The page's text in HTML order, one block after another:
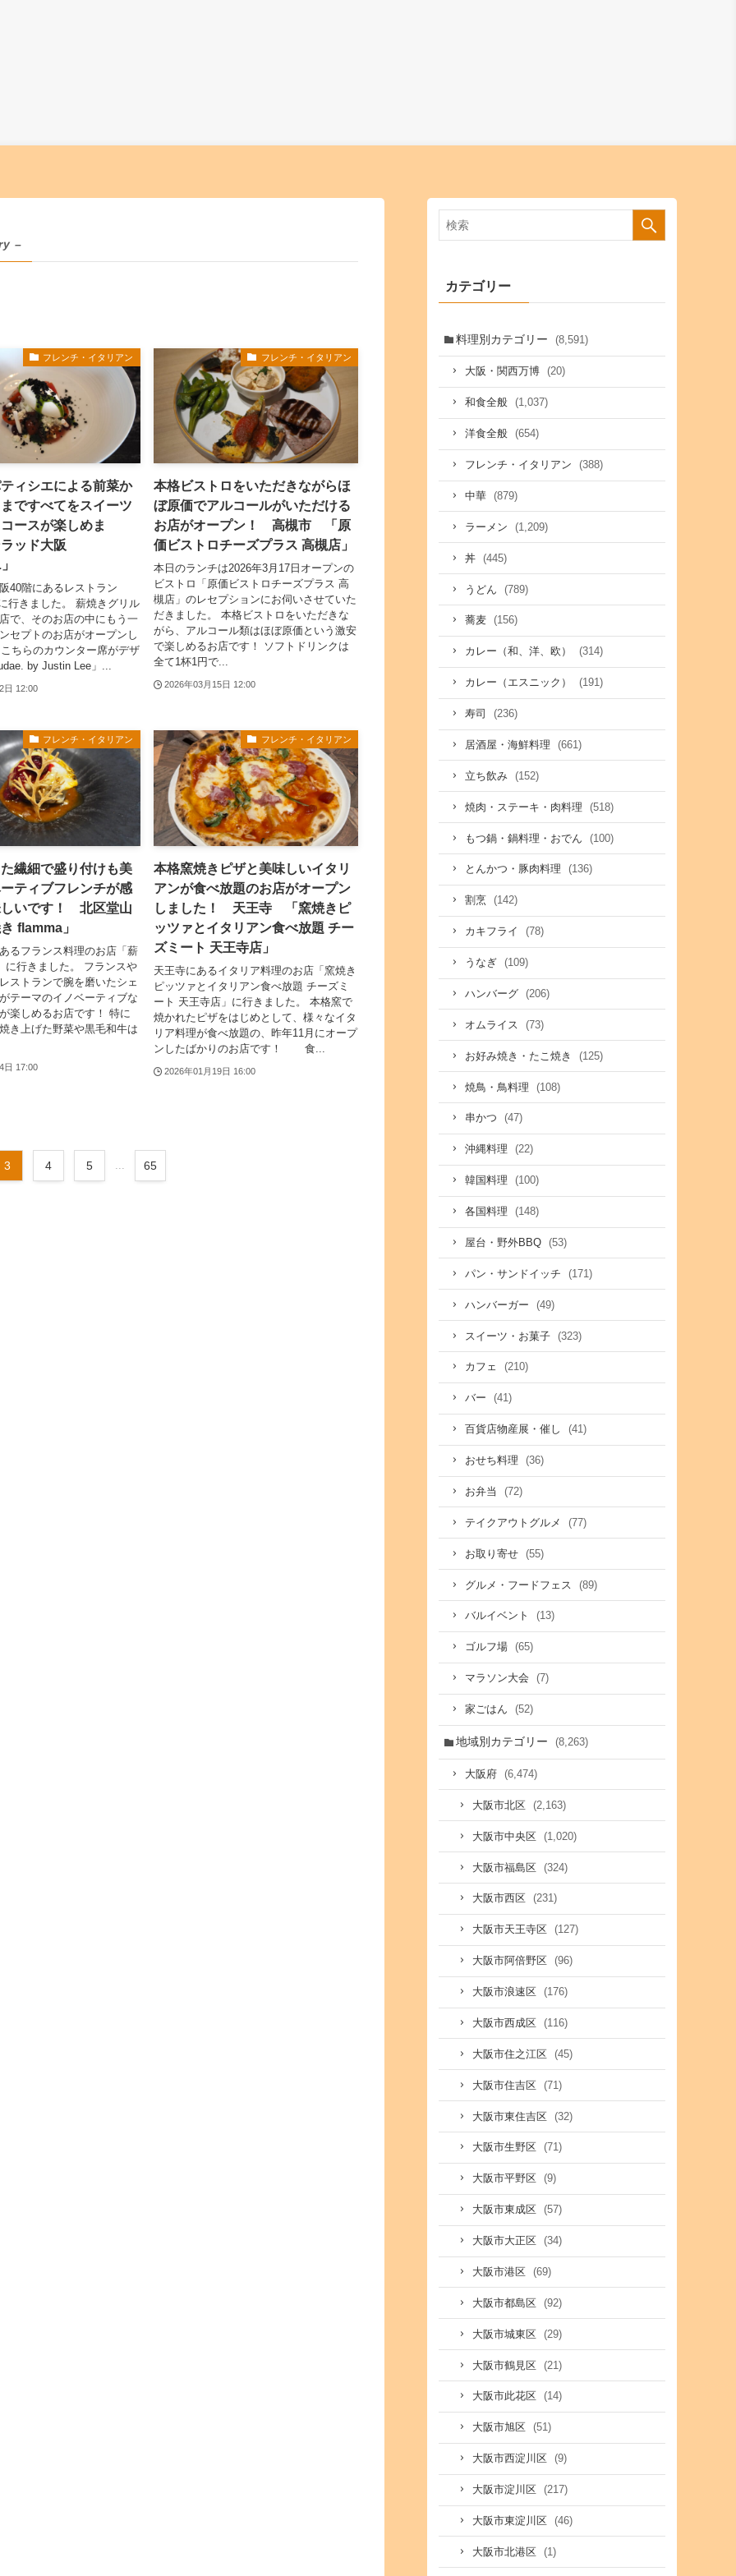
–
フレンチ・イタリアン
ィシエによる前菜か
ですべてをスイーツ
ースが楽しめま
ッド大阪
40階にあるレストラン
行きました。 薪焼きグリル
で、そのお店の中にもう一
セプトのお店がオープンし
らのカウンター席がデザ
by Justin Lee」...
日 12:00
フレンチ・イタリアン
本格ビストロをいただきながらほ
ぼ原価でアルコールがいただける
お店がオープン！ 高槻市 「原
価ビストロチーズプラス 高槻店」
本日のランチは2026年3月17日オープンの
ビストロ「原価ビストロチーズプラス 高
槻店」のレセプションにお伺いさせていた
だきました。 本格ビストロをいただきな
がら、アルコール類はほぼ原価という激安
で楽しめるお店です！ ソフトドリンクは
全て1杯1円で...
2026年03月15日 12:00
フレンチ・イタリアン
繊細で盛り付けも美
ティブフレンチが感
しいです！ 北区堂山
flamma」
るフランス料理のお店「薪
に行きました。 フランスや
ストランで腕を磨いたシェ
テーマのイノベーティブな
楽しめるお店です！ 特に
き上げた野菜や黒毛和牛は
日 17:00
フレンチ・イタリアン
本格窯焼きピザと美味しいイタリ
アンが食べ放題のお店がオープン
しました！ 天王寺 「窯焼きピ
ッツァとイタリアン食べ放題 チー
ズミート 天王寺店」
天王寺にあるイタリア料理のお店「窯焼き
ピッツァとイタリアン食べ放題 チーズミ
ート 天王寺店」に行きました。 本格窯で
焼かれたピザをはじめとして、様々なイタ
リア料理が食べ放題の、昨年11月にオープ
ンしたばかりのお店です！ 食...
2026年01月19日 16:00
3 4 5 ... 65
カテゴリー
料理別カテゴリー (8,591)
大阪・関西万博 (20)
和食全般 (1,037)
洋食全般 (654)
フレンチ・イタリアン (388)
中華 (879)
ラーメン (1,209)
丼 (445)
うどん (789)
蕎麦 (156)
カレー（和、洋、欧） (314)
カレー（エスニック） (191)
寿司 (236)
居酒屋・海鮮料理 (661)
立ち飲み (152)
焼肉・ステーキ・肉料理 (518)
もつ鍋・鍋料理・おでん (100)
とんかつ・豚肉料理 (136)
割烹 (142)
カキフライ (78)
うなぎ (109)
ハンバーグ (206)
オムライス (73)
お好み焼き・たこ焼き (125)
焼鳥・鳥料理 (108)
串かつ (47)
沖縄料理 (22)
韓国料理 (100)
各国料理 (148)
屋台・野外BBQ (53)
パン・サンドイッチ (171)
ハンバーガー (49)
スイーツ・お菓子 (323)
カフェ (210)
バー (41)
百貨店物産展・催し (41)
おせち料理 (36)
お弁当 (72)
テイクアウトグルメ (77)
お取り寄せ (55)
グルメ・フードフェス (89)
バルイベント (13)
ゴルフ場 (65)
マラソン大会 (7)
家ごはん (52)
地域別カテゴリー (8,263)
大阪府 (6,474)
大阪市北区 (2,163)
大阪市中央区 (1,020)
大阪市福島区 (324)
大阪市西区 (231)
大阪市天王寺区 (127)
大阪市阿倍野区 (96)
大阪市浪速区 (176)
大阪市西成区 (116)
大阪市住之江区 (45)
大阪市住吉区 (71)
大阪市東住吉区 (32)
大阪市生野区 (71)
大阪市平野区 (9)
大阪市東成区 (57)
大阪市大正区 (34)
大阪市港区 (69)
大阪市都島区 (92)
大阪市城東区 (29)
大阪市鶴見区 (21)
大阪市此花区 (14)
大阪市旭区 (51)
大阪市西淀川区 (9)
大阪市淀川区 (217)
大阪市東淀川区 (46)
大阪市北港区 (1)